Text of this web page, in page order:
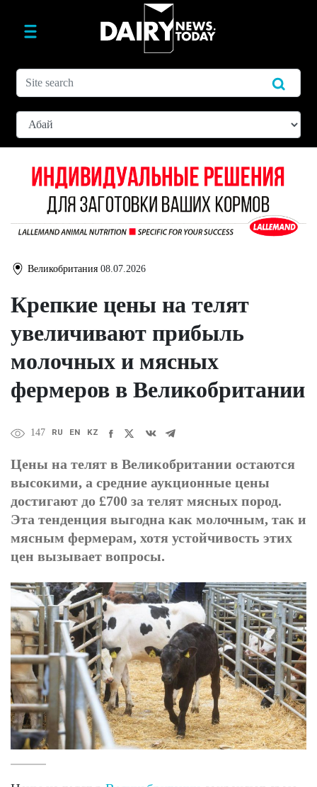
Великобритания 08.07.2026
Крепкие цены на телят
увеличивают прибыль
молочных и мясных
фермеров в Великобритании
147 RU EN KZ
Цены на телят в Великобритании остаются
высокими, а средние аукционные цены
достигают до £700 за телят мясных пород.
Эта тенденция выгодна как молочным, так и
мясным фермерам, хотя устойчивость этих
цен вызывает вопросы.